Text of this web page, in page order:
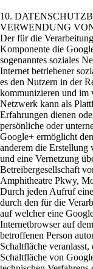
10.
VERWENDUNG
Der für die
Komponente die
sogenanntes soziales
Internet betriebener
es den Nutzern in der
kommunizieren und im
Netzwerk kann als
Erfahrungen dienen
persönliche oder
Google+ ermöglicht
anderem die
und eine Vernetzung
Betreibergesellschaft
Amphitheatre Pkwy,
Durch jeden Aufruf
durch den für die
auf welcher eine
Internetbrowser auf
betroffenen Person
Schaltfläche
Schaltfläche von